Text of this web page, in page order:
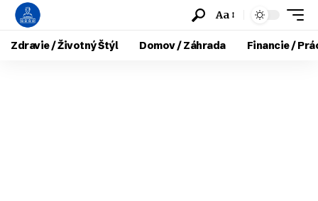
Aa
Zdravie / Životný Štýl Domov / Záhrada Financie /